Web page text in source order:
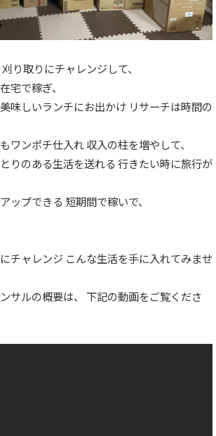
り取りにチャレンジして、
宅で稼ぎ、
味しいランチにお出かけ リサーチは時間の
ワンポチ仕入れ 収入の柱を増やして、
りのある生活を送れる 行きたい時に旅行が
ップできる 短期間で稼いで、
チャレンジ こんな生活を手に入れてみませ
サルの概要は、 下記の動画をご覧くださ